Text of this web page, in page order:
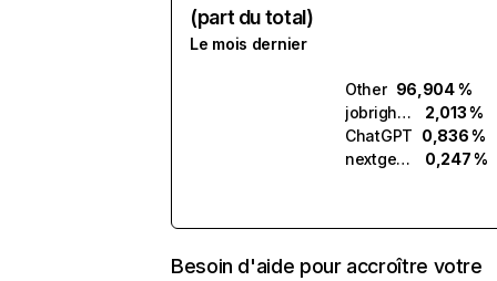
(part du total)
Le mois dernier
Other 96,904 %
jobright.ai
2,013 %
ChatGPT 0,836 %
nextgenapply.ai
0,247 %
Besoin d'aide pour accroître votre